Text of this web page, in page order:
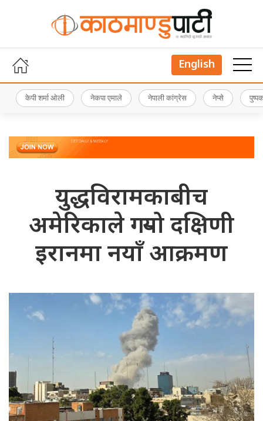
English
केपी शर्मा ओली नेकपा एमाले नेपाली कांग्रेस नेप्से
युद्धविरामकाबीच
अमेरिकाले गर्‍यो दक्षिणी
इरानमा नयाँ आक्रमण